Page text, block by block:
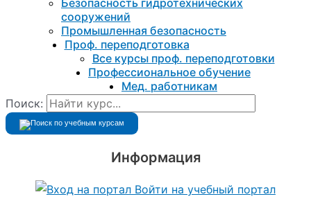
сооружений
Промышленная безопасность
Проф. переподготовка
Все курсы проф. переподготовки
Профессиональное обучение
Мед. работникам
Поиск:
Информация
Войти на учебный портал